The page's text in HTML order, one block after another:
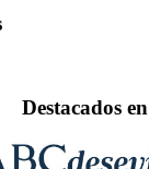
Destacados en